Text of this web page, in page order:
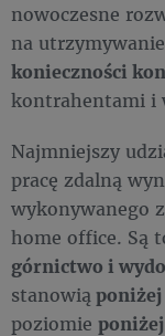
nowoczesne
na
konieczności
kontrahentami i
Najmniejszy
pracę zdalną
wykonywanego
home office. Są
górnictwo i
stanowiąponiżej
poziomie